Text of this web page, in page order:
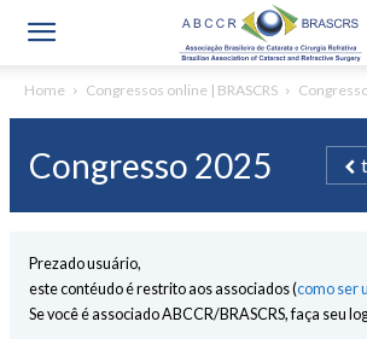
Home Congressos online | BRASCRS
Congresso 2025
Prezado usuário,
este contéudo é restrito aos associados (como ser
Se você é associado ABCCR/BRASCRS, faça seu